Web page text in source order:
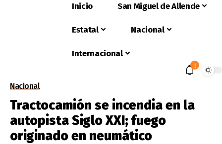
Inicio San Miguel de Allende
Estatal Nacional
Internacional
9
Nacional
Tractocamión se incendia en la
autopista Siglo XXI; fuego
originado en neumático